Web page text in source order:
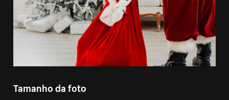
Tamanho da foto